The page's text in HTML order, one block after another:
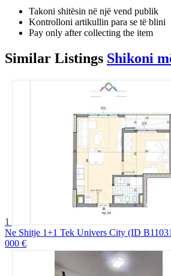
Takoni shitësin në një vend publik
Kontrolloni artikullin para se të blini
Pay only after collecting the item
Similar Listings Shikoni
1
Ne Shitje 1+1 Tek Univers City (ID
000 €